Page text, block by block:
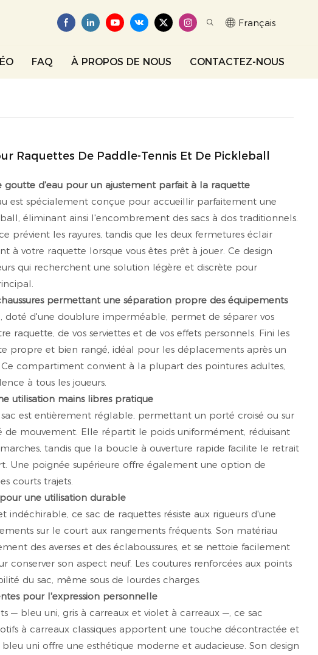
Français
FAQ À PROPOS DE NOUS CONTACTEZ-NOUS
Raquettes De Paddle-Tennis Et De Pickleball
d'eau pour un ajustement parfait à la raquette
est spécialement conçue pour accueillir parfaitement une
éliminant ainsi l'encombrement des sacs à dos traditionnels.
prévient les rayures, tandis que les deux fermetures éclair
à votre raquette lorsque vous êtes prêt à jouer. Ce design
qui recherchent une solution légère et discrète pour
permettant une séparation propre des équipements
doté d'une doublure imperméable, permet de séparer vos
raquette, de vos serviettes et de vos effets personnels. Fini les
propre et bien rangé, idéal pour les déplacements après un
compartiment convient à la plupart des pointures adultes,
à tous les joueurs.
utilisation mains libres pratique
est entièrement réglable, permettant un porté croisé ou sur
mouvement. Elle répartit le poids uniformément, réduisant
tandis que la boucle à ouverture rapide facilite le retrait
Une poignée supérieure offre également une option de
courts trajets.
pour une utilisation durable
indéchirable, ce sac de raquettes résiste aux rigueurs d'une
sur le court aux rangements fréquents. Son matériau
des averses et des éclaboussures, et se nettoie facilement
son aspect neuf. Les coutures renforcées aux points
du sac, même sous de lourdes charges.
pour l'expression personnelle
— bleu uni, gris à carreaux et violet à carreaux —, ce sac
à carreaux classiques apportent une touche décontractée et
uni offre une esthétique moderne et audacieuse. Son design